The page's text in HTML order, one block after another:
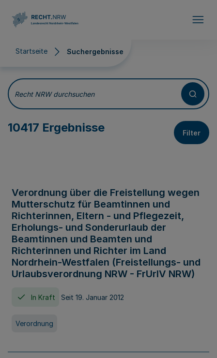
Startseite Suchergebnisse
Suchergebnisse
Recht NRW durchsuchen
10417 Ergebnisse Filter
Verordnung über die Freistellung wegen
Mutterschutz für Beamtinnen und
Richterinnen, Eltern - und Pflegezeit,
Erholungs- und Sonderurlaub der
Beamtinnen und Beamten und
Richterinnen und Richter im Land
Nordrhein-Westfalen (Freistellungs- und
Urlaubsverordnung NRW - FrUrlV NRW)
In Kraft Seit 19. Januar 2012
Verordnung